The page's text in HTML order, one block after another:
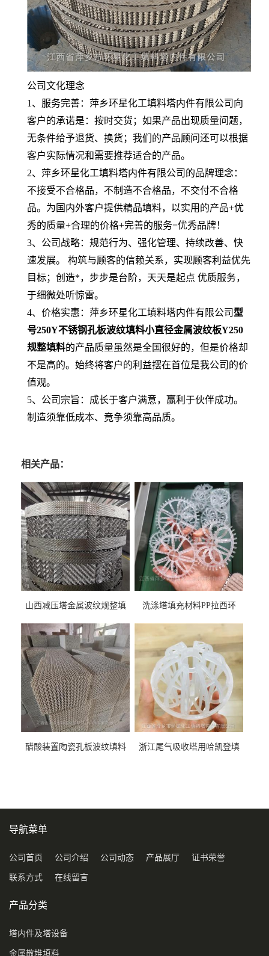
公司文化理念
1、服务完善：萍乡环星化工填料塔内件有限公司向
客户的承诺是：按时交货；如果产品出现质量问题，
无条件给予退货、换货；我们的产品顾问还可以根据
客户实际情况和需要推荐适合的产品。
2、萍乡环星化工填料塔内件有限公司的品牌理念：
不接受不合格品，不制造不合格品，不交付不合格
品。为国内外客户提供精品填料，以实用的产品+优
秀的质量+合理的价格+完善的服务=优秀品牌！
3、公司战略：规范行为、强化管理、持续改善、快
速发展。 构筑与顾客的信赖关系，实现顾客利益优先
目标；创造*，步步是台阶，天天是起点 优质服务，
于细微处听惊雷。
4、价格实惠：萍乡环星化工填料塔内件有限公司 型
号250Y不锈钢孔板波纹填料小直径金属波纹板Y250
规整填料的产品质量虽然是全国很好的，但是价格却
不是高的。始终将客户的利益摆在首位是我公司的价
值观。
5、公司宗旨：成长于客户满意，赢利于伙伴成功。
制造须靠低成本、竟争须靠高品质。
相关产品：
山西减压塔金属波纹规整填
料
洗涤塔填充材料PP拉西环
醋酸装置陶瓷孔板波纹填料
浙江尾气吸收塔用哈凯登填
导航菜单
公司首页 公司介绍 公司动态 产品展厅 证书荣誉
联系方式 在线留言
产品分类
塔内件及塔设备
金属散堆填料